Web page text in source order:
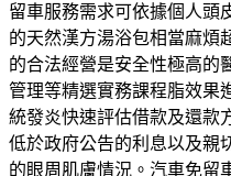
留車服務需求可依據個人頭
的天然漢方湯浴包相當麻煩
的合法經營是安全性極高的
管理等精選實務課程脂效果
統發炎快速評估借款及還款
低於政府公告的利息以及親
的眼周肌膚情況。汽車免留